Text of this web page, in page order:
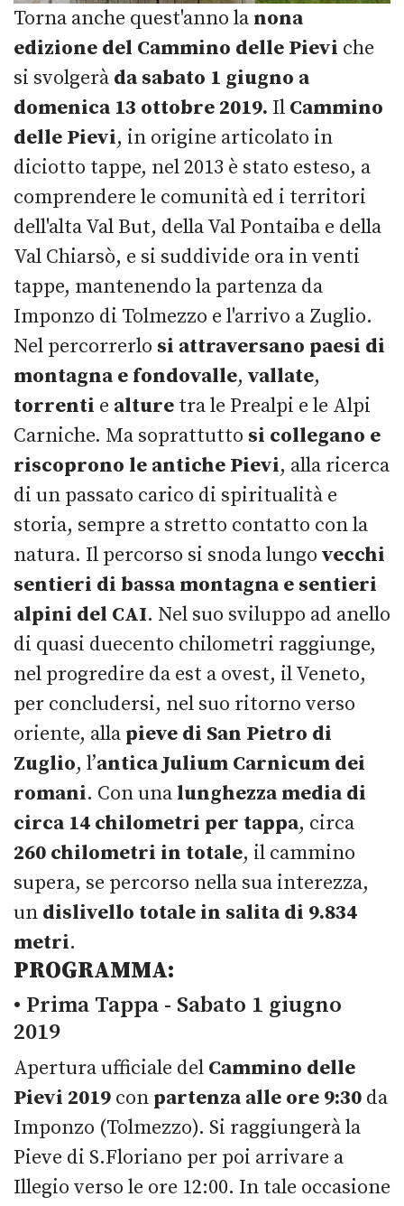
Torna anche quest'anno la nona
edizione del Cammino delle Pievi che
si svolgerà da sabato 1 giugno a
domenica 13 ottobre 2019. Il Cammino
delle Pievi, in origine articolato in
diciotto tappe, nel 2013 è stato esteso, a
comprendere le comunità ed i territori
dell'alta Val But, della Val Pontaiba e della
Val Chiarsò, e si suddivide ora in venti
tappe, mantenendo la partenza da
Imponzo di Tolmezzo e l'arrivo a Zuglio.
Nel percorrerlo si attraversano paesi di
montagna e fondovalle, vallate,
torrenti e alture tra le Prealpi e le Alpi
Carniche. Ma soprattutto si collegano e
riscoprono le antiche Pievi, alla ricerca
di un passato carico di spiritualità e
storia, sempre a stretto contatto con la
natura. Il percorso si snoda lungo vecchi
sentieri di bassa montagna e sentieri
alpini del CAI. Nel suo sviluppo ad anello
di quasi duecento chilometri raggiunge,
nel progredire da est a ovest, il Veneto,
per concludersi, nel suo ritorno verso
oriente, alla pieve di San Pietro di
Zuglio, l’antica Julium Carnicum dei
romani. Con una lunghezza media di
circa 14 chilometri per tappa, circa
260 chilometri in totale, il cammino
supera, se percorso nella sua interezza,
un dislivello totale in salita di 9.834
metri.
PROGRAMMA:
• Prima Tappa - Sabato 1 giugno
2019
Apertura ufficiale del Cammino delle
Pievi 2019 con partenza alle ore 9:30 da
Imponzo (Tolmezzo). Si raggiungerà la
Pieve di S.Floriano per poi arrivare a
Illegio verso le ore 12:00. In tale occasione